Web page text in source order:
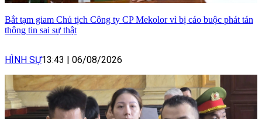
Bắt tạm giam Chủ tịch Công ty CP Mekolor vì bị cáo buộc phát tán
thông tin sai sự thật
HÌNH SỰ13:43 06/08/2026